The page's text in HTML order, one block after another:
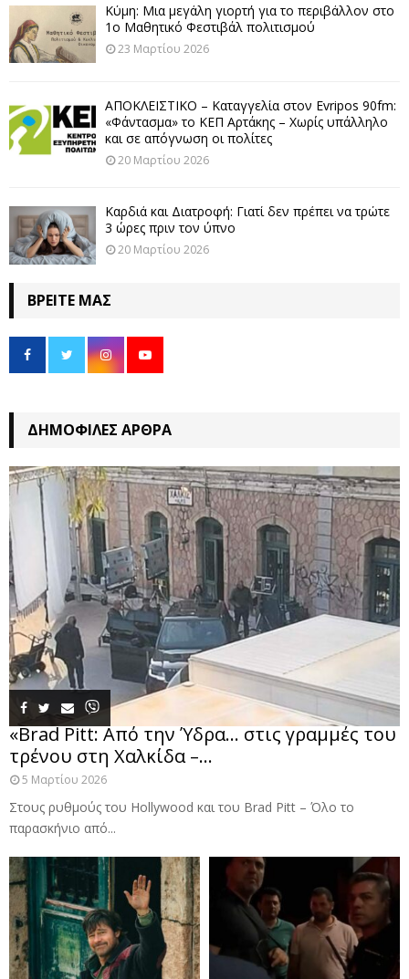
Κύμη: Μια μεγάλη γιορτή για το περιβάλλον στο
1ο Μαθητικό Φεστιβάλ πολιτισμού
23 Μαρτίου 2026
ΑΠΟΚΛΕΙΣΤΙΚΟ – Καταγγελία στον Evripos 90fm:
«Φάντασμα» το ΚΕΠ Αρτάκης – Χωρίς υπάλληλο
και σε απόγνωση οι πολίτες
20 Μαρτίου 2026
Καρδιά και Διατροφή: Γιατί δεν πρέπει να τρώτε
3 ώρες πριν τον ύπνο
20 Μαρτίου 2026
ΒΡΕΊΤΕ ΜΑΣ
ΔΗΜΟΦΙΛΈΣ ΆΡΘΡΑ
«Brad Pitt: Από την Ύδρα… στις γραμμές του
τρένου στη Χαλκίδα –...
5 Μαρτίου 2026
Στους ρυθμούς του Hollywood και του Brad Pitt – Όλο το
παρασκήνιο από...